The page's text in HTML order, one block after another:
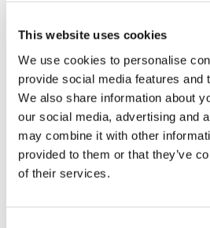
This website uses cookies
We use cookies to personalise
provide social media features and
We also share information about
our social media, advertising and
may combine it with other
provided to them or that they’ve
of their services.
MSDS
K-FLEX